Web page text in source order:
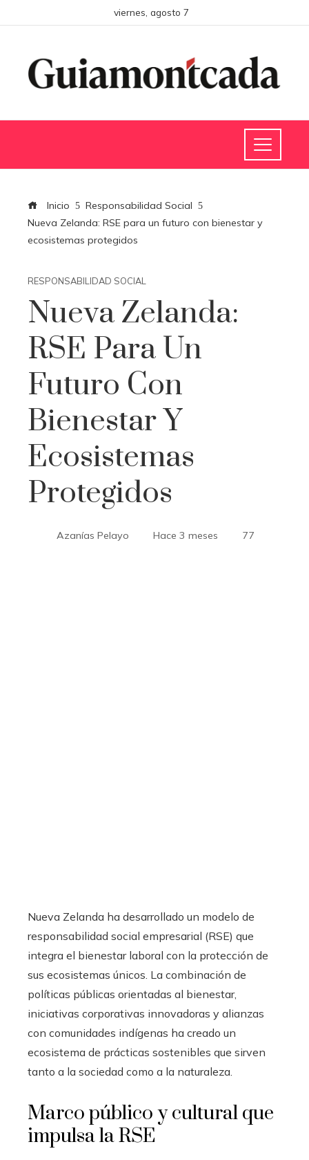
viernes, agosto 7
Inicio
Responsabilidad Social
Nueva Zelanda: RSE para un futuro con bienestar y
ecosistemas protegidos
RESPONSABILIDAD SOCIAL
Nueva Zelanda:
RSE Para Un
Futuro Con
Bienestar Y
Ecosistemas
Protegidos
Azanías Pelayo Hace 3 meses 77
Nueva Zelanda ha desarrollado un modelo de
responsabilidad social empresarial (RSE) que
integra el bienestar laboral con la protección de
sus ecosistemas únicos. La combinación de
políticas públicas orientadas al bienestar,
iniciativas corporativas innovadoras y alianzas
con comunidades indígenas ha creado un
ecosistema de prácticas sostenibles que sirven
tanto a la sociedad como a la naturaleza.
Marco público y cultural que
impulsa la RSE